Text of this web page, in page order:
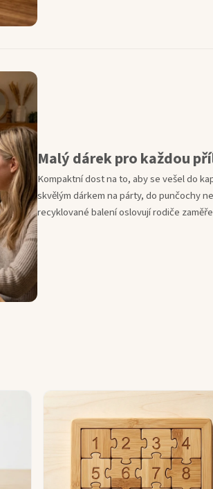
Malý dárek pro každou
Kompaktní dost na to, aby se vešel do
skvělým dárkem na párty, do punčochy
recyklované balení oslovují rodiče